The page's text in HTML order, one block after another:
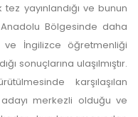
yayınlandığı ve bunun
Bölgesinde daha
ve İngilizce öğretmenliği
sonuçlarına ulaşılmıştır.
karşılaşılan
merkezli olduğu ve